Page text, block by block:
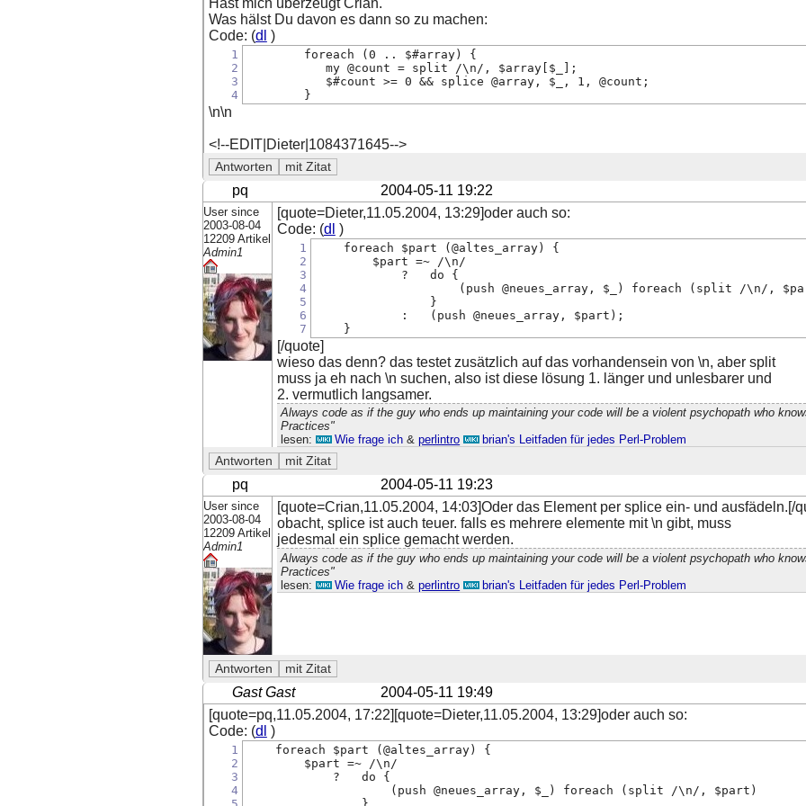
Hast mich überzeugt Crian.
Was hälst Du davon es dann so zu machen:
Code: (dl )
1
2
3
4
foreach (0 .. $#array) {
my @count = split /\n/, $array[$_];
$#count >= 0 && splice @array, $_, 1, @count;
}
\n\n
<!--EDIT|Dieter|1084371645-->
pq 2004-05-11 19:22
User since
2003-08-04
12209 Artikel
Admin1
[quote=Dieter,11.05.2004, 13:29]oder auch so:
Code: (dl )
1
2
3
4
5
6
7
foreach $part (@altes_array) {
$part =~ /\n/
?   do {
(push @neues_array, $_) foreach (split /\n/,
}
:   (push @neues_array, $part);
}
[/quote]
wieso das denn? das testet zusätzlich auf das vorhandensein von \n, aber split
muss ja eh nach \n suchen, also ist diese lösung 1. länger und unlesbarer und
2. vermutlich langsamer.
Always code as if the guy who ends up maintaining your code will be a violent psychopath who
Practices"
lesen:
Wie frage ich &perlintro brian's Leitfaden für jedes Perl-Problem
pq 2004-05-11 19:23
User since
2003-08-04
12209 Artikel
Admin1
[quote=Crian,11.05.2004, 14:03]Oder das Element per splice ein- und ausfädeln.[/
obacht, splice ist auch teuer. falls es mehrere elemente mit \n gibt, muss
jedesmal ein splice gemacht werden.
Always code as if the guy who ends up maintaining your code will be a violent psychopath who
Practices"
lesen:
Wie frage ich &perlintro brian's Leitfaden für jedes Perl-Problem
Gast Gast
2004-05-11 19:49
[quote=pq,11.05.2004, 17:22][quote=Dieter,11.05.2004, 13:29]oder auch so:
Code: (dl )
1
2
3
4
foreach $part (@altes_array) {
$part =~ /\n/
?   do {
(push @neues_array, $_) foreach (split /\n/, $part)